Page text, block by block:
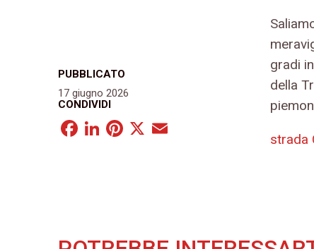
PUBBLICATO
17 giugno 2026
CONDIVIDI
Facebook
LinkedIn
Pinterest
X
gradi
della
strada